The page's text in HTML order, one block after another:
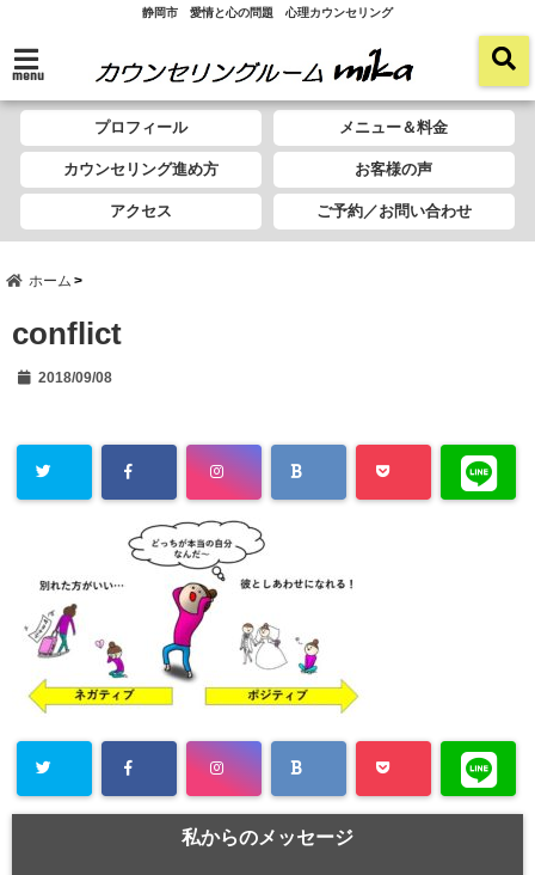
静岡市 愛情と心の問題 心理カウンセリング
menu
プロフィール メニュー＆料金
カウンセリング進め方 お客様の声
アクセス ご予約／お問い合わせ
ホーム
conflict
2018/09/08
私からのメッセージ